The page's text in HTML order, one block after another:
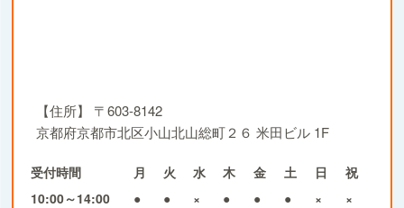
【住所】
〒603-8142
京都府京都市北区小山北山総町２６ 米田ビル 1F
受付時間 月 火 水 木 金 土 日
祝
10:00～14:00
● ● × ● ● ● ×
×